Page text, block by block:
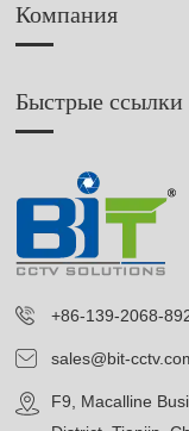
Компания
Быстрые ссылки
+86-139-2068-
sales@bit-
F9, Macalline